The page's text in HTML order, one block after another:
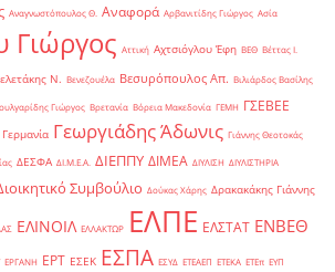
Αναγνωστόπουλος Θ. Αναφορά Αρβανιτίδης Γιώργος Ασία
Γιώργος Αττική Αχτσιόγλου Έφη ΒΕΘ Βέττας Ι.
Ν. Βενεζουέλα Βεσυρόπουλος Απ. Βιλιάρδος Βασίλης
Γιώργος Βρετανία Βόρεια Μακεδονία ΓΕΜΗ ΓΣΕΒΕΕ
Γερμανία Γεωργιάδης Άδωνις Γιάννης Θεοτοκάς
ΔΕΣΦΑ ΔΙ.Μ.Ε.Α. ΔΙΕΠΠΥ ΔΙΜΕΑ ΔΙΥΛΙΣΗ ΔΙΥΛΙΣΤΗΡΙΑ
Συμβούλιο Δούκας Χάρης Δρακακάκης Γιάννης
ΕΛΙΝΟΙΛ ΕΛΛΑΚΤΩΡ ΕΛΠΕ ΕΛΣΤΑΤ ΕΝΒΕΘ
ΕΡΓΑΝΗ ΕΡΤ ΕΣΕΚ ΕΣΠΑ ΕΣΥΔ ΕΤΕΑΕΠ ΕΤΕΚΑ ΕΤΕπ ΕΥΠ